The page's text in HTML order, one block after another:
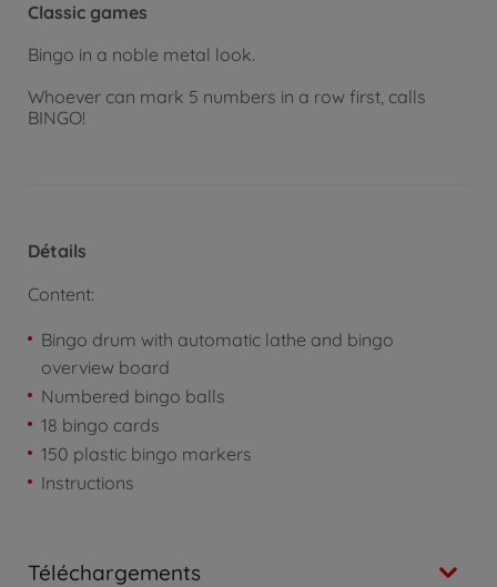
Classic games
Bingo in a noble metal look.
Whoever can mark 5 numbers in a row first, calls
BINGO!
Détails
Content:
Bingo drum with automatic lathe and bingo
overview board
Numbered bingo balls
18 bingo cards
150 plastic bingo markers
Instructions
Téléchargements